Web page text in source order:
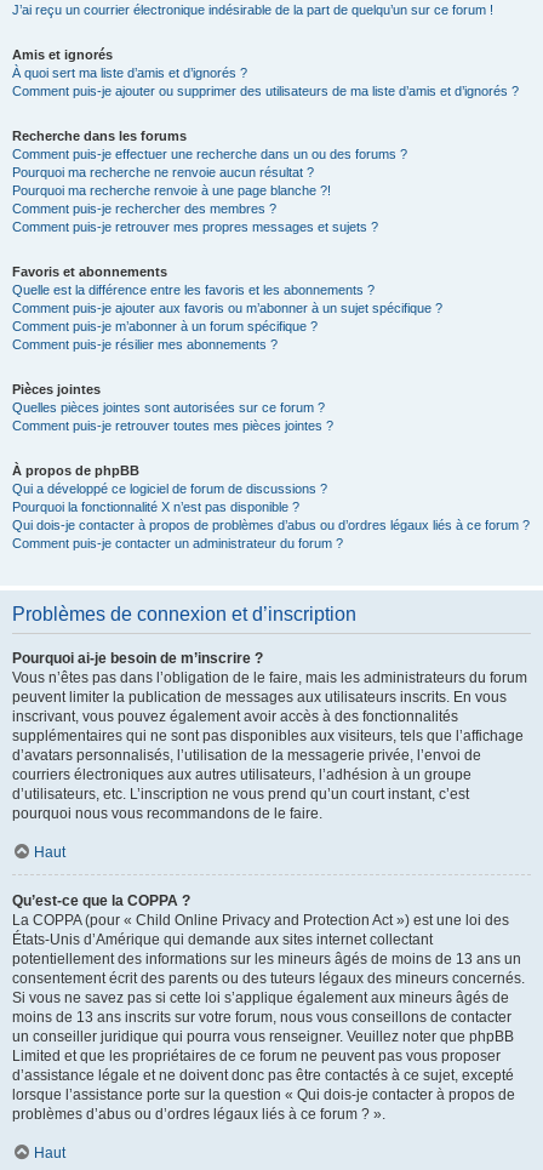
J’ai reçu un courrier électronique indésirable de la part de quelqu’un sur ce forum !
Amis et ignorés
À quoi sert ma liste d’amis et d’ignorés ?
Comment puis-je ajouter ou supprimer des utilisateurs de ma liste d’amis et d’ignorés ?
Recherche dans les forums
Comment puis-je effectuer une recherche dans un ou des forums ?
Pourquoi ma recherche ne renvoie aucun résultat ?
Pourquoi ma recherche renvoie à une page blanche ?!
Comment puis-je rechercher des membres ?
Comment puis-je retrouver mes propres messages et sujets ?
Favoris et abonnements
Quelle est la différence entre les favoris et les abonnements ?
Comment puis-je ajouter aux favoris ou m’abonner à un sujet spécifique ?
Comment puis-je m’abonner à un forum spécifique ?
Comment puis-je résilier mes abonnements ?
Pièces jointes
Quelles pièces jointes sont autorisées sur ce forum ?
Comment puis-je retrouver toutes mes pièces jointes ?
À propos de phpBB
Qui a développé ce logiciel de forum de discussions ?
Pourquoi la fonctionnalité X n’est pas disponible ?
Qui dois-je contacter à propos de problèmes d’abus ou d’ordres légaux liés à ce forum ?
Comment puis-je contacter un administrateur du forum ?
Problèmes de connexion et d’inscription
Pourquoi ai-je besoin de m’inscrire ?
Vous n’êtes pas dans l’obligation de le faire, mais les administrateurs du forum
peuvent limiter la publication de messages aux utilisateurs inscrits. En vous
inscrivant, vous pouvez également avoir accès à des fonctionnalités
supplémentaires qui ne sont pas disponibles aux visiteurs, tels que l’affichage
d’avatars personnalisés, l’utilisation de la messagerie privée, l’envoi de
courriers électroniques aux autres utilisateurs, l’adhésion à un groupe
d’utilisateurs, etc. L’inscription ne vous prend qu’un court instant, c’est
pourquoi nous vous recommandons de le faire.
Haut
Qu’est-ce que la COPPA ?
La COPPA (pour « Child Online Privacy and Protection Act ») est une loi des
États-Unis d’Amérique qui demande aux sites internet collectant
potentiellement des informations sur les mineurs âgés de moins de 13 ans un
consentement écrit des parents ou des tuteurs légaux des mineurs concernés.
Si vous ne savez pas si cette loi s’applique également aux mineurs âgés de
moins de 13 ans inscrits sur votre forum, nous vous conseillons de contacter
un conseiller juridique qui pourra vous renseigner. Veuillez noter que phpBB
Limited et que les propriétaires de ce forum ne peuvent pas vous proposer
d’assistance légale et ne doivent donc pas être contactés à ce sujet, excepté
lorsque l’assistance porte sur la question « Qui dois-je contacter à propos de
problèmes d’abus ou d’ordres légaux liés à ce forum ? ».
Haut